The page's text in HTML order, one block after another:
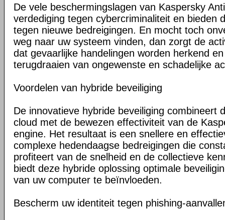
De vele beschermingslagen van Kaspersky
verdediging tegen cybercriminaliteit en bieden
tegen nieuwe bedreigingen. En mocht toch
weg naar uw systeem vinden, dan zorgt de
dat gevaarlijke handelingen worden herkend
terugdraaien van ongewenste en schadelijke
Voordelen van hybride beveiliging
De innovatieve hybride beveiliging combineert
cloud met de bewezen effectiviteit van de
engine. Het resultaat is een snellere en
complexe hedendaagse bedreigingen die
profiteert van de snelheid en de collectieve
biedt deze hybride oplossing optimale
van uw computer te beïnvloeden.
Bescherm uw identiteit tegen phishing-